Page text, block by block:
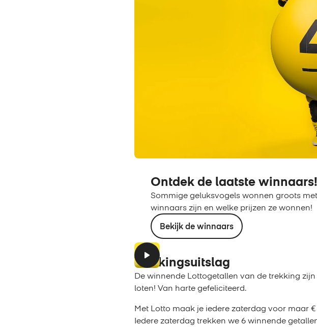
Ontdek de laatste winnaars!
Sommige geluksvogels wonnen groots
winnaars zijn en welke prijzen ze wonnen!
Bekijk de winnaars
Trekkingsuitslag
De winnende Lottogetallen van de trekking
loten! Van harte gefeliciteerd.
Met Lotto maak je iedere zaterdag voor maar
Iedere zaterdag trekken we 6 winnende